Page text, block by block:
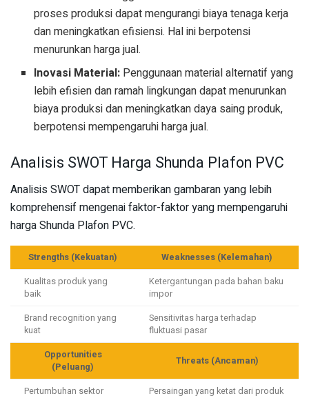
proses produksi dapat mengurangi biaya tenaga kerja
dan meningkatkan efisiensi. Hal ini berpotensi
menurunkan harga jual.
Inovasi Material: Penggunaan material alternatif yang
lebih efisien dan ramah lingkungan dapat menurunkan
biaya produksi dan meningkatkan daya saing produk,
berpotensi mempengaruhi harga jual.
Analisis SWOT Harga Shunda Plafon PVC
Analisis SWOT dapat memberikan gambaran yang lebih
komprehensif mengenai faktor-faktor yang mempengaruhi
harga Shunda Plafon PVC.
Strengths (Kekuatan)
Weaknesses (Kelemahan)
Kualitas produk yang
baik
Ketergantungan pada bahan baku
impor
Brand recognition yang
kuat
Sensitivitas harga terhadap
fluktuasi pasar
Opportunities
(Peluang)
Threats (Ancaman)
Pertumbuhan sektor
Persaingan yang ketat dari produk